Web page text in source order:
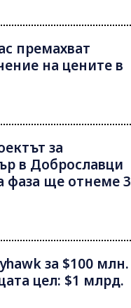
премахват
на цените в
за
в Доброславци
фаза ще отнеме 3
за $100 млн.
цел: $1 млрд.